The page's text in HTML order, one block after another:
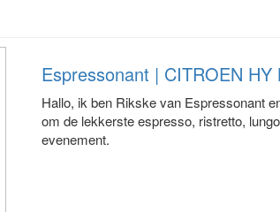
Espressonant | CITROEN
Hallo, ik ben Rikske van Espressonant
om de lekkerste espresso, ristretto,
evenement.